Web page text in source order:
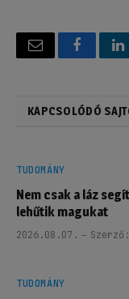
Email
KAPCSOLÓDÓ
TUDOMÁNY
Nem csak a láz
lehűtik magukat
2026.08.07. Szerző:
TUDOMÁNY